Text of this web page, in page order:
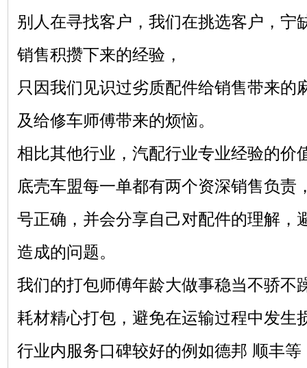
别人在寻找客户，我们在挑选客户，宁
销售积攒下来的经验，
只因我们见识过劣质配件给销售带来的
及给修车师傅带来的烦恼。
相比其他行业，汽配行业专业经验的价
底壳车盟每一单都有两个资深销售负责
号正确，并会分享自己对配件的理解，
造成的问题。
我们的打包师傅年龄大做事稳当不骄不
耗材精心打包，避免在运输过程中发生
行业内服务口碑较好的例如德邦 顺丰等